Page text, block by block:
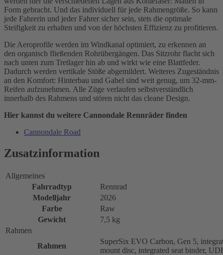
Form gebracht. Und das individuell für jede Rahmengröße. So kann
jede Fahrerin und jeder Fahrer sicher sein, stets die optimale
Steifigkeit zu erhalten und von der höchsten Effizienz zu profitieren.
Die Aeroprofile werden im Windkanal optimiert, zu erkennen an
den organisch fließenden Rohrübergängen. Das Sitzrohr flacht sich
nach unten zum Tretlager hin ab und wirkt wie eine Blattfeder.
Dadurch werden vertikale Stöße abgemildert. Weiteres Zugeständnis
an den Komfort: Hinterbau und Gabel sind weit genug, um 32-mm-
Reifen aufzunehmen. Alle Züge verlaufen selbstverständlich
innerhalb des Rahmens und stören nicht das cleane Design.
Hier kannst du weitere Cannondale Rennräder finden
Cannondale Road
Zusatzinformation
Allgemeines
Fahrradtyp
Rennrad
Modelljahr
2026
Farbe
Raw
Gewicht
7,5 kg
Rahmen
Rahmen
SuperSix EVO Carbon, Gen 5,
mount disc, integrated seat binder,